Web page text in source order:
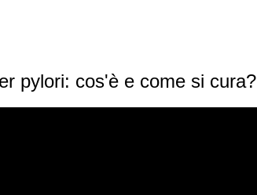
pylori: cos'è e come si cura?